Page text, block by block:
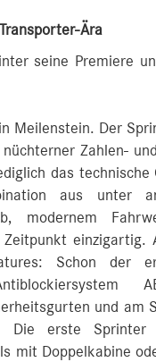
Ära
seine Premiere
Meilenstein. Der
Zahlen-
das
aus unter
modernem
einzigartig.
Schon der
und am
Die erste
mit Doppelkabine